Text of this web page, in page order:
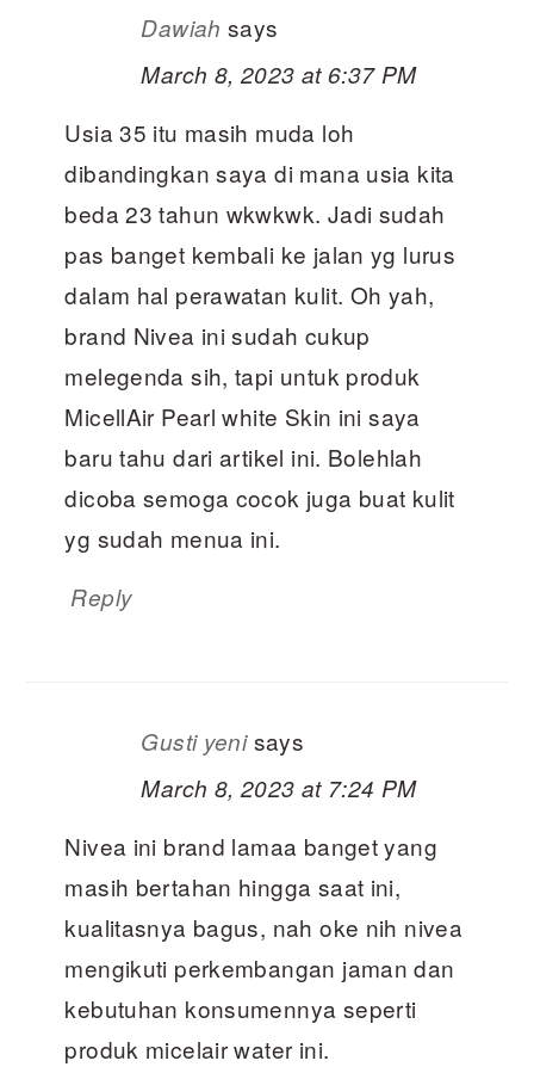
Dawiah says
March 8, 2023 at 6:37 PM
Usia 35 itu masih muda loh
dibandingkan saya di mana usia kita
beda 23 tahun wkwkwk. Jadi sudah
pas banget kembali ke jalan yg lurus
dalam hal perawatan kulit. Oh yah,
brand Nivea ini sudah cukup
melegenda sih, tapi untuk produk
MicellAir Pearl white Skin ini saya
baru tahu dari artikel ini. Bolehlah
dicoba semoga cocok juga buat kulit
yg sudah menua ini.
Reply
Gusti yeni says
March 8, 2023 at 7:24 PM
Nivea ini brand lamaa banget yang
masih bertahan hingga saat ini,
kualitasnya bagus, nah oke nih nivea
mengikuti perkembangan jaman dan
kebutuhan konsumennya seperti
produk micelair water ini.